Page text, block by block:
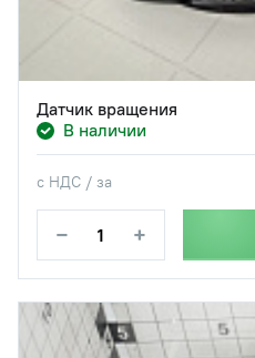
Датчик вращения
В наличии
с НДС / за
− +